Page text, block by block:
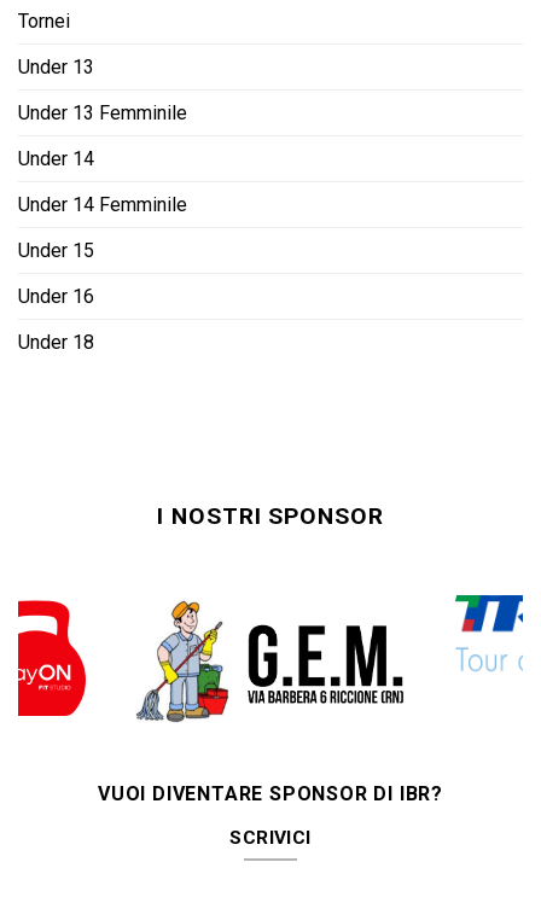
Tornei
Under 13
Under 13 Femminile
Under 14
Under 14 Femminile
Under 15
Under 16
Under 18
I NOSTRI SPONSOR
VUOI DIVENTARE SPONSOR DI IBR?
SCRIVICI